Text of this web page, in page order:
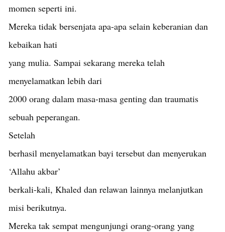
momen seperti ini.
Mereka tidak bersenjata apa-apa selain keberanian dan
kebaikan hati
yang mulia. Sampai sekarang mereka telah
menyelamatkan lebih dari
2000 orang dalam masa-masa genting dan traumatis
sebuah peperangan.
Setelah
berhasil menyelamatkan bayi tersebut dan menyerukan
‘Allahu akbar’
berkali-kali, Khaled dan relawan lainnya melanjutkan
misi berikutnya.
Mereka tak sempat mengunjungi orang-orang yang